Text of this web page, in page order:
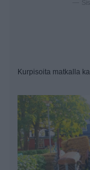
Kurpisoita matkalla